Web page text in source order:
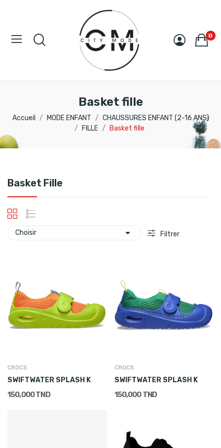
0
Basket fille
Accueil MODE ENFANT
CHAUSSURES ENFANT (2-16 ANS)
FILLE
Basket fille
Basket Fille
Choisir  Filtrer
CROCS
SWIFTWATER SPLASH K
150,000 TND
CROCS
SWIFTWATER SPLASH K
150,000 TND